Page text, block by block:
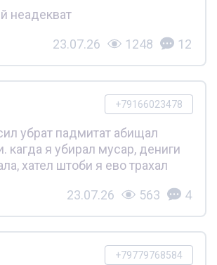
неадекват
23.07.26 1248 12
+79166023478
убрат падмитат абищал
кагда я убирал мусар, дениги
хател штоби я ево трахал
23.07.26 563 4
+79779768584